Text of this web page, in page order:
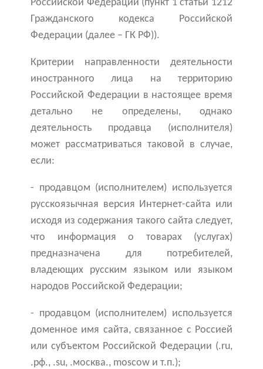
Российской Федерации (пункт 1 статьи 1212
Гражданского кодекса Российской
Федерации (далее – ГК РФ)).
Критерии направленности деятельности
иностранного лица на территорию
Российской Федерации в настоящее время
детально не определены, однако
деятельность продавца (исполнителя)
может рассматриваться таковой в случае,
если:
- продавцом (исполнителем) используется
русскоязычная версия Интернет-сайта или
исходя из содержания такого сайта следует,
что информация о товарах (услугах)
предназначена для потребителей,
владеющих русским языком или языком
народов Российской Федерации;
- продавцом (исполнителем) используется
доменное имя сайта, связанное с Россией
или субъектом Российской Федерации (.ru,
.рф., .su, .москва., moscow и т.п.);